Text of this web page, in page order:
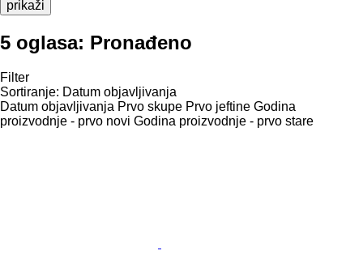
prikaži
5 oglasa: Pronađeno
Filter
Sortiranje: Datum objavljivanja
Datum objavljivanja Prvo skupe Prvo jeftine Godina
proizvodnje - prvo novi Godina proizvodnje - prvo stare